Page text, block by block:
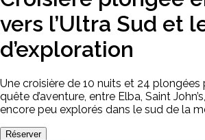
vers l’Ultra Sud et
d’exploration
Une croisière de 10 nuits et 24 plongées
quête d’aventure, entre Elba, Saint
encore peu explorés dans le sud de la
Réserver